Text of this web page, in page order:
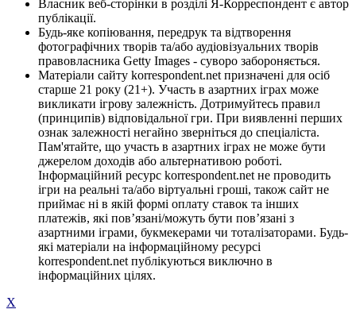
Власник веб-сторінки в розділі Я-Корреспондент є автор
публікації.
Будь-яке копіювання, передрук та відтворення
фотографічних творів та/або аудіовізуальних творів
правовласника Getty Images - суворо забороняється.
Матеріали сайту korrespondent.net призначені для осіб
старше 21 року (21+). Участь в азартних іграх може
викликати ігрову залежність. Дотримуйтесь правил
(принципів) відповідальної гри. При виявленні перших
ознак залежності негайно зверніться до спеціаліста.
Пам'ятайте, що участь в азартних іграх не може бути
джерелом доходів або альтернативою роботі.
Інформаційний ресурс korrespondent.net не проводить
ігри на реальні та/або віртуальні гроші, також сайт не
приймає ні в якій формі оплату ставок та інших
платежів, які пов’язані/можуть бути пов’язані з
азартними іграми, букмекерами чи тоталізаторами. Будь-
які матеріали на інформаційному ресурсі
korrespondent.net публікуються виключно в
інформаційних цілях.
X